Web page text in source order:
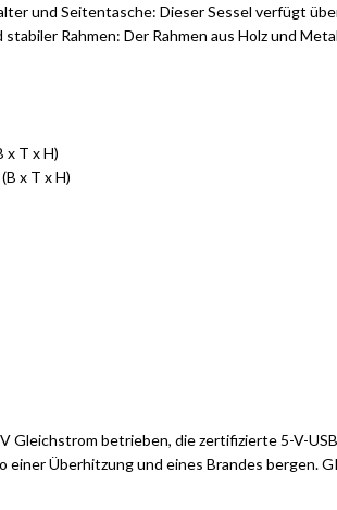
und Seitentasche: Dieser Sessel verfügt
Rahmen: Der Rahmen aus Holz und
x T x H)
x T x H)
Gleichstrom betrieben, die zertifizierte 5-V-
einer Überhitzung und eines Brandes bergen.